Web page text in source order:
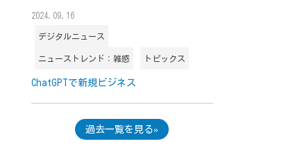
2024.09.16
デジタルニュース
ニューストレンド：雑感 トピックス
ChatGPTで新規ビジネス
過去一覧を見る